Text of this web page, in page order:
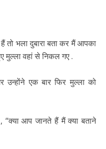
भला दुबारा बता कर मैं आपका
मुल्ला वहां से निकल गए .
एक बार फिर मुल्ला को
“क्या आप जानते हैं मैं क्या बताने